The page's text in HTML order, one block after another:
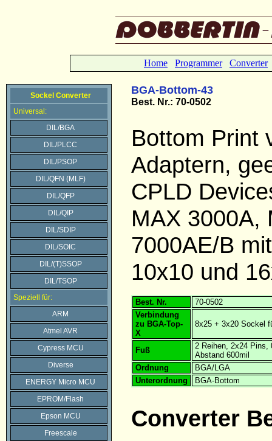
Home Programmer Converter
Sockel Converter
Universal:
DIL/BGA
DIL/PLCC
DIL/PSOP
DIL/QFN (MLF)
DIL/QFP
DIL/QIP
DIL/SDIP
DIL/SOIC
DIL/(T)SSOP
DIL/TSOP
Speziell für:
ARM
Atmel AVR
Cypress MCU
Diverse
ENERGY Micro MCU
EPROM/Flash
Epson MCU
Freescale
BGA-Bottom-43
Best. Nr.: 70-0502
Bottom Print
Adaptern,
CPLD
MAX 3000A,
7000AE/B
10x10 und
Best. Nr.
70-0502
Verbindung
zu BGA-Top-
X
8x25 + 3x20 Sockel
Fuß
2 Reihen, 2x24
Abstand 600mil
Ordnung
BGA/LGA
Unterordnung
BGA-Bottom
Converter